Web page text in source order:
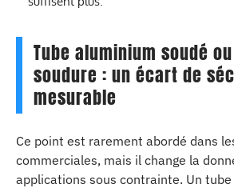
Tube aluminium soudé
soudure : un écart de
mesurable
Ce point est rarement abordé dans
commerciales, mais il change la
applications sous contrainte. Un